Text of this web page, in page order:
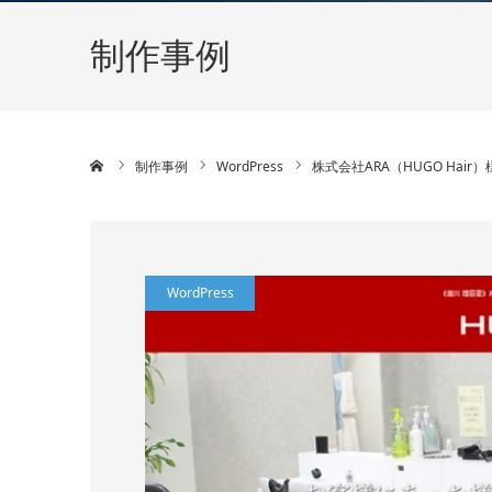
制作事例
制作事例 WordPress 株式会社ARA（HUGO Hair）
WordPress